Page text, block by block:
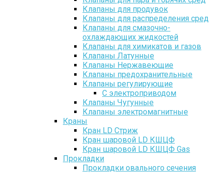
Клапаны для продувок
Клапаны для распределения сред
Клапаны для смазочно-
охлаждающих жидкостей
Клапаны для химикатов и газов
Клапаны Латунные
Клапаны Нержавеющие
Клапаны предохранительные
Клапаны регулирующие
С электроприводом
Клапаны Чугунные
Клапаны электромагнитные
Краны
Кран LD Стриж
Кран шаровой LD КШЦФ
Кран шаровой LD КШЦФ Gas
Прокладки
Прокладки овального сечения